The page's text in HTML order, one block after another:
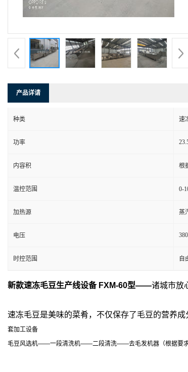
产品详请
种类 速
功率
内容积 根
温控范围 0-
加热源 蒸
电压
时控范围 自
新款速冻毛豆生产线设备 FXM-60型——诸城市放
速冻毛豆是美味的菜肴，不仅保存了毛豆的营养
套加工设备
毛豆风选机——一段清洗机——二段清洗——去毛发机器（根据要